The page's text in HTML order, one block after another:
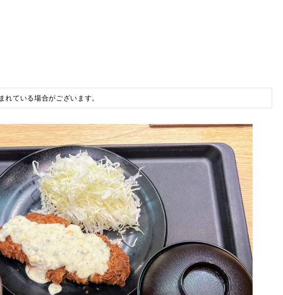
れている場合がございます。